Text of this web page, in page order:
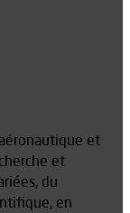
et
et
du
en